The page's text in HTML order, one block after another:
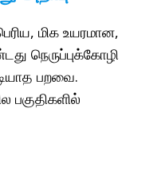
மிக உயரமான,
நெருப்புக்கோழி
பறவை.
பகுதிகளில்